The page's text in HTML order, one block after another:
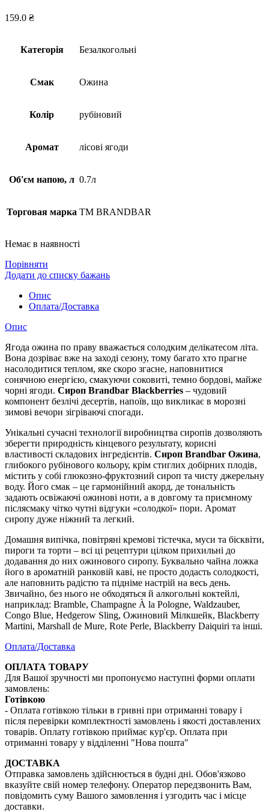
159.0 ₴
Категорія Безалкогольні
Смак Ожина
Колір рубіновий
Аромат лісові ягоди
Об'єм напою, л 0.7л
Торговая марка TM BRANDBAR
Немає в наявності
Порівняти
Додати до списку бажань
Опис
Оплата/Доставка
Опис
Ягода ожина по праву вважається солодким делікатесом літа.
Вона дозріває вже на заході сезону, тому багато хто прагне
насолодитися теплом, яке скоро згасне, наповнитися
сонячною енергією, смакуючи соковиті, темно бордові, майже
чорні ягоди. Сироп Brandbar Blackberries – чудовий
компонент безлічі десертів, напоїв, що викликає в морозні
зимові вечори зігріваючі спогади.
Унікальні сучасні технології виробництва сиропів дозволяють
зберегти природність кінцевого результату, корисні
властивості складових інгредієнтів. Сироп Brandbar Ожина,
глибокого рубінового кольору, крім стиглих добірних плодів,
містить у собі глюкозно-фруктозний сироп та чисту джерельну
воду. Його смак – це гармонійний акорд, де тональність
задають освіжаючі ожинові ноти, а в довгому та приємному
післясмаку чітко чутні відгуки «солодкої» пори. Аромат
сиропу дуже ніжний та легкий.
Домашня випічка, повітряні кремові тістечка, муси та бісквіти,
пироги та торти – всі ці рецептури цілком прихильні до
додавання до них ожинового сиропу. Буквально чайна ложка
його в ароматній ранковій каві, не просто додасть солодкості,
але наповнить радістю та підніме настрій на весь день.
Звичайно, без нього не обходяться й алкогольні коктейлі,
наприклад: Bramble, Champagne À la Pologne, Waldzauber,
Congo Blue, Hedgerow Sling, Ожиновий Мілкшейк, Blackberry
Martini, Marshall de Mure, Rote Perle, Blackberry Daiquiri та інші.
Оплата/Доставка
ОПЛАТА ТОВАРУ
Для Вашої зручності ми пропонуємо наступні форми оплати
замовлень:
Готівкою
- Оплата готівкою тільки в гривні при отриманні товару і
після перевірки комплектності замовлень і якості доставлених
товарів. Оплату готівкою приймає кур'єр. Оплата при
отриманні товару у відділенні "Нова пошта"
ДОСТАВКА
Отправка замовлень здійснюється в будні дні. Обов'язково
вказуйте свій номер телефону. Оператор передзвонить Вам,
повідомить суму Вашого замовлення і узгодить час і місце
доставки.